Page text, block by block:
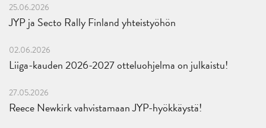
25.06.2026
JYP ja Secto Rally Finland yhteistyöhön
02.06.2026
Liiga-kauden 2026-2027 otteluohjelma on julkaistu!
27.05.2026
Reece Newkirk vahvistamaan JYP-hyökkäystä!